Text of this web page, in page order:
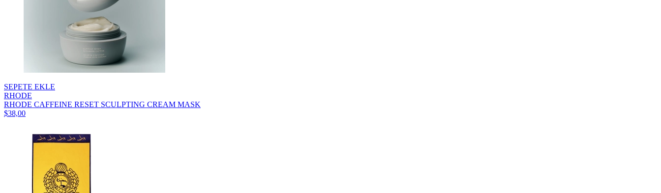
SEPETE EKLE
RHODE
RHODE CAFFEINE RESET SCULPTING CREAM MASK
$38,00